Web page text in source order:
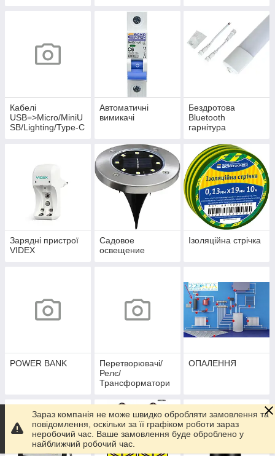
Кабелі
USB=>Micro/MiniU
SB/Lighting/Type-C
Автоматичні
вимикачі
Бездротова
Bluetooth
гарнітура
Зарядні пристрої
VIDEX
Садовое
освещение
Ізоляційна стрічка
POWER BANK
Перетворювачі/
Релє/
Трансформатори
ОПАЛЕННЯ
Зараз компанія не може швидко обробляти замовлення та
повідомлення, оскільки за її графіком роботи зараз
неробочий час. Ваше замовлення буде оброблено у
найближчий робочий час.